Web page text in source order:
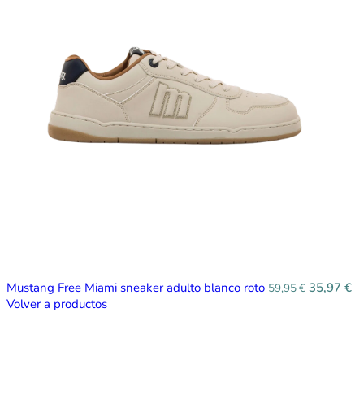
Mustang Free Miami sneaker adulto blanco roto 59,95€ 35,97 €
Volver a productos